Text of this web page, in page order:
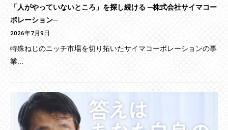
「人がやっていないところ」を探し続ける ─株式会社サイマコー
ポレーション─
2026年7月9日
特殊ねじのニッチ市場を切り拓いたサイマコーポレーションの事
業...